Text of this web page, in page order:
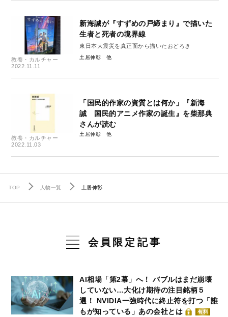
教養・カルチャー
2022.11.11
新海誠が『すずめの戸締まり』で描いた
生者と死者の境界線
東日本大震災を真正面から描いたおどろき
土居伸彰
教養・カルチャー
2022.11.03
「国民的作家の資質とは何か」『新海
誠 国民的アニメ作家の誕生』を柴那典
さんが読む
土居伸彰
TOP 人物一覧 土居伸彰
会員限定記事
AI相場「第2幕」へ！ バブルはまだ崩壊
していない…大化け期待の注目銘柄５
選！ NVIDIA一強時代に終止符を打つ「誰
もが知っている」あの会社とは
有料